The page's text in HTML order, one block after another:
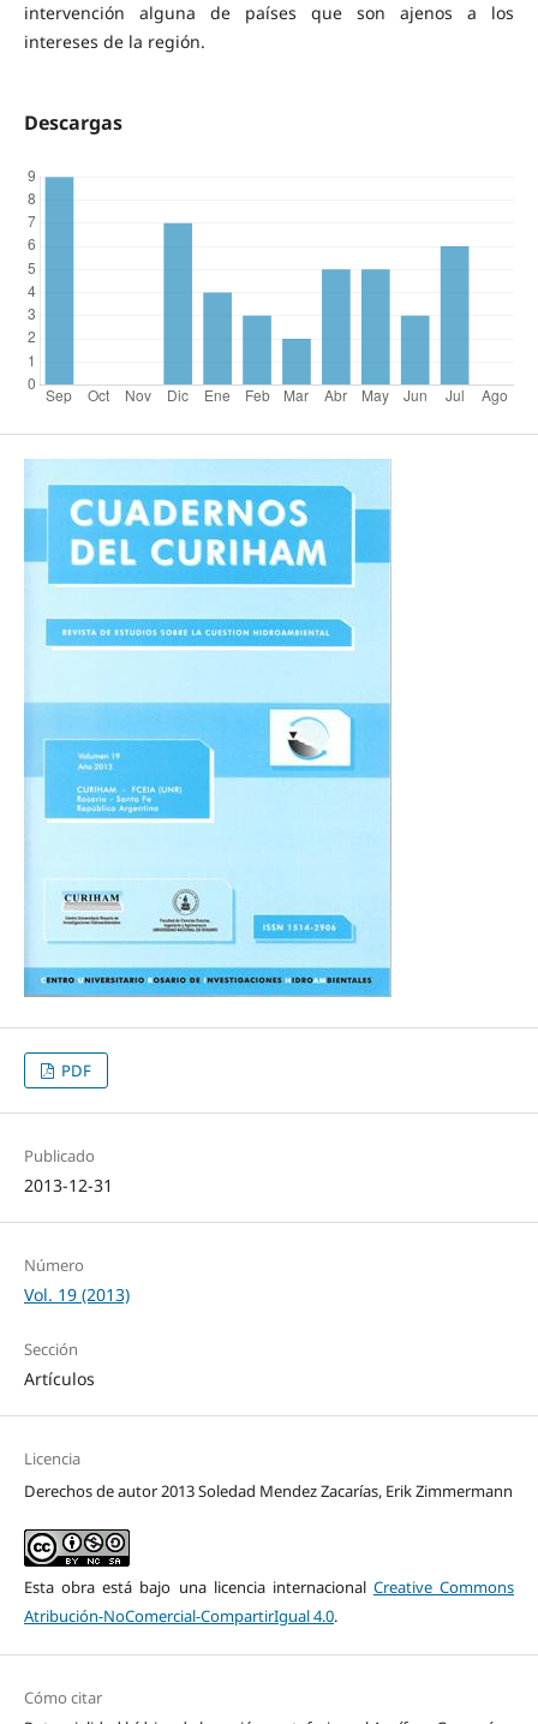
intervención alguna de países que son ajenos a los
intereses de la región.
Descargas
PDF
Publicado
2013-12-31
Número
Vol. 19 (2013)
Sección
Artículos
Licencia
Derechos de autor 2013 Soledad Mendez Zacarías, Erik Zimmermann
Esta obra está bajo una licencia internacional Creative Commons
Atribución-NoComercial-CompartirIgual 4.0.
Cómo citar